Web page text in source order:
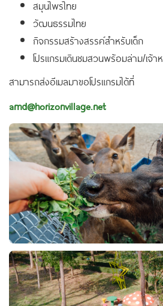
สมุนไพรไทย
วัฒนธรรมไทย
กิจกรรมสร้างสรรค์สำหรับเด็ก
โปรแกรมเดินชมสวนพร้อมล่าม/เจ้า
สามารถส่งอีเมลมาขอโปรแกรมได้ที่
amd@horizonvillage.net